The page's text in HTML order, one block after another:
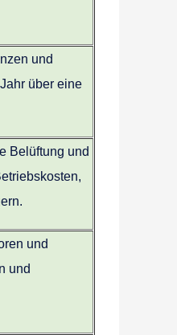
und
über eine
Belüftung und
und
und